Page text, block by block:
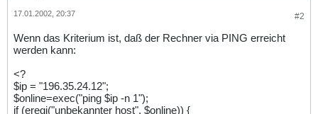
#2
17.01.2002, 20:37
Wenn das Kriterium ist, daß der Rechner via PING erreicht
werden kann:
<?
$ip = "196.35.24.12";
$online=exec("ping $ip -n 1");
if (eregi("unbekannter host", $online)) {